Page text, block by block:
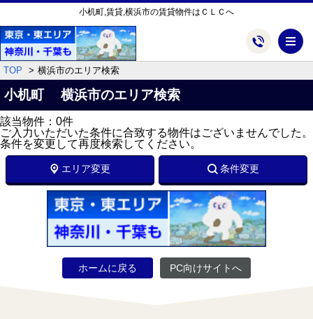
小机町,賃貸,横浜市の賃貸物件はＣＬＣへ
TOP 横浜市のエリア検索
小机町 横浜市のエリア検索
該当物件：0件
ご入力いただいた条件に合致する物件はございませんでした。
条件を変更して再度検索してください。
エリア変更 条件変更
ホームに戻る PC向けサイトへ